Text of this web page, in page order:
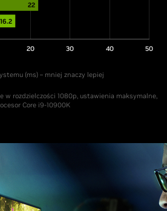
20 30 40 50
22
16.2
(ms) – mniej znaczy lepiej
w rozdzielczości 1080p, ustawienia maksymalne,
Core i9-10900K